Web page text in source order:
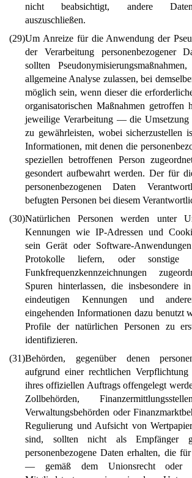
nicht beabsichtigt, andere
auszuschließen.
(29)Um Anreize für die Anwendung der
der Verarbeitung personenbezogener
sollten
allgemeine Analyse zulassen, bei
möglich sein, wenn dieser die
organisatorischen Maßnahmen
jeweilige Verarbeitung — die Umsetzung
zu gewährleisten, wobei sicherzustellen
Informationen, mit denen die
speziellen betroffenen Person
gesondert aufbewahrt werden. Der für
personenbezogenen Daten
befugten Personen bei diesem
(30)Natürlichen Personen werden unter
Kennungen wie IP-Adressen und
sein Gerät oder Software-
Protokolle liefern, oder sonstige
Funkfrequenzkennzeichnungen
Spuren hinterlassen, die insbesondere
eindeutigen Kennungen und
eingehenden Informationen dazu benutzt
Profile der natürlichen Personen zu
identifizieren.
(31)Behörden, gegenüber denen
aufgrund einer rechtlichen
ihres offiziellen Auftrags offengelegt
Zollbehörden,
Verwaltungsbehörden oder
Regulierung und Aufsicht von
sind, sollten nicht als Empfänger
personenbezogene Daten erhalten, die
— gemäß dem Unionsrecht oder